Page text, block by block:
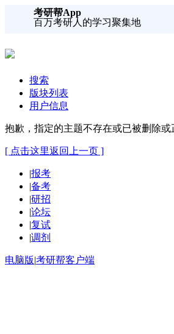
考研帮App
百万考研人的学习聚集地
搜索
版块列表
用户信息
抱歉，指定的主题不存在或已被删除或
[ 点击这里返回上一页 ]
|报考
|备考
|研招
|论坛
|复试
|调剂
电脑版|考研帮客户端